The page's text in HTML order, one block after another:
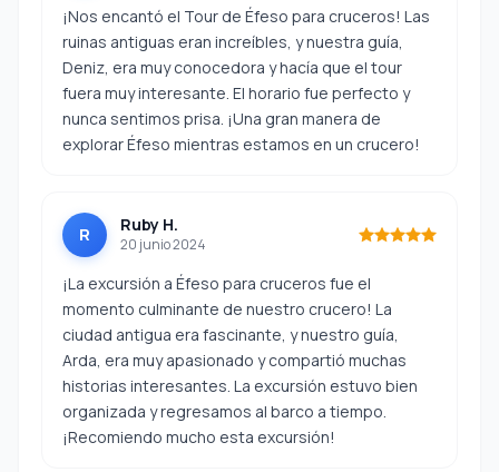
¡Nos encantó el Tour de Éfeso para cruceros! Las
ruinas antiguas eran increíbles, y nuestra guía,
Deniz, era muy conocedora y hacía que el tour
fuera muy interesante. El horario fue perfecto y
nunca sentimos prisa. ¡Una gran manera de
explorar Éfeso mientras estamos en un crucero!
R Ruby H.
20 junio 2024
¡La excursión a Éfeso para cruceros fue el
momento culminante de nuestro crucero! La
ciudad antigua era fascinante, y nuestro guía,
Arda, era muy apasionado y compartió muchas
historias interesantes. La excursión estuvo bien
organizada y regresamos al barco a tiempo.
¡Recomiendo mucho esta excursión!